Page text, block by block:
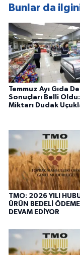
Bunlar da
Temmuz Ayı Gıda
Sonuçları Belli
Miktarı Dudak
TMO: 2026 YILI
ÜRÜN BEDELİ
DEVAM EDİYOR